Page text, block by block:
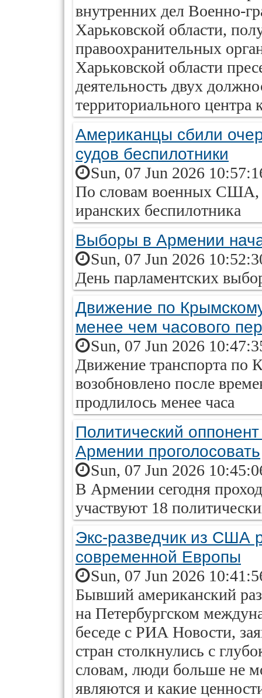
внутренних дел Военно-
Харьковской области,
правоохранительных
Харьковской области
деятельность двух
территориального центра
Американцы сбили
судов беспилотники
Sun, 07 Jun 2026
По словам военных США,
иранских беспилотника
Выборы в Армении
Sun, 07 Jun 2026
День парламентских
Движение по
менее чем часового
Sun, 07 Jun 2026
Движение транспорта по
возобновлено после
продлилось менее часа
Политический
Армении проголосовать
Sun, 07 Jun 2026
В Армении сегодня
участвуют 18
Экс-разведчик из США
современной Европы
Sun, 07 Jun 2026
Бывший американский
на Петербургском
беседе с РИА Новости,
стран столкнулись с
словам, люди больше не
являются и какие